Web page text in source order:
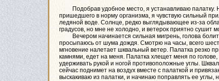
Подобрав удобное место, я устанавливаю палатку.
пришедшего в норму организма, я чувствую сильный
ледяной воде. Солнце, редко выглядывающее из-за
градусов, но мне не холодно, и ветерок приятно сушит
Вечером начинается сильная мигрень, голова болит
просыпаюсь от шума дождя. Смотрю на часы, всего
мгновение налетает шквальный ветер. Палатка резко
камнями, едет на меня. Палатка хлещет меня по
удерживать рукой и ногой противоположные углы.
сейчас поднимет на воздух вместе с палаткой и
выскакиваю из палатки, и начинаю поправлять ее